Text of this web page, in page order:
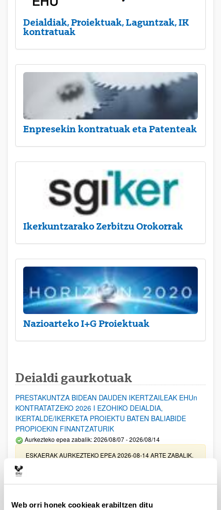
Web orri honek cookieak erabiltzen ditu
Deialdiak, Proiektuak, Laguntzak, IK
kontratuak
Enpresekin kontratuak eta Patenteak
Ikerkuntzarako Zerbitzu Orokorrak
Nazioarteko I+G Proiektuak
Deialdi gaurkotuak
PRESTAKUNTZA BIDEAN DAUDEN IKERTZAILEAK EHUn
KONTRATATZEKO 2026 I EZOHIKO DEIALDIA,
IKERTALDE/IKERKETA PROIEKTU BATEN BALIABIDE
PROPIOEKIN FINANTZATURIK
Aurkezteko epea zabalik: 2026/08/07 - 2026/08/14
ESKAERAK AURKEZTEKO EPEA 2026-08-14 ARTE ZABALIK.
UPV/EHUn Azpiegitura Zientifikoa eta Funts Bibliografikoak